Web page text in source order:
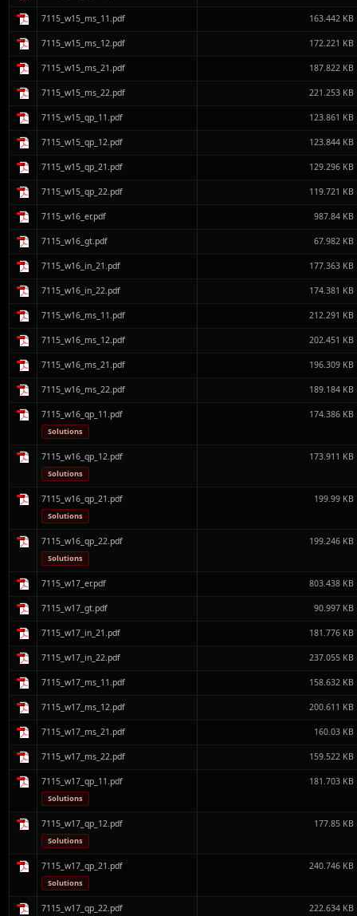
7115_w15_ms_11.pdf 163.442 KB
7115_w15_ms_12.pdf 172.221 KB
7115_w15_ms_21.pdf 187.822 KB
7115_w15_ms_22.pdf 221.253 KB
7115_w15_qp_11.pdf 123.861 KB
7115_w15_qp_12.pdf 123.844 KB
7115_w15_qp_21.pdf 129.296 KB
7115_w15_qp_22.pdf 119.721 KB
7115_w16_er.pdf 987.84 KB
7115_w16_gt.pdf 67.982 KB
7115_w16_in_21.pdf 177.363 KB
7115_w16_in_22.pdf 174.381 KB
7115_w16_ms_11.pdf 212.291 KB
7115_w16_ms_12.pdf 202.451 KB
7115_w16_ms_21.pdf 196.309 KB
7115_w16_ms_22.pdf 189.184 KB
7115_w16_qp_11.pdf
Solutions
174.386 KB
7115_w16_qp_12.pdf
Solutions
173.911 KB
7115_w16_qp_21.pdf
Solutions
199.99 KB
7115_w16_qp_22.pdf
Solutions
199.246 KB
7115_w17_er.pdf 803.438 KB
7115_w17_gt.pdf 90.997 KB
7115_w17_in_21.pdf 181.776 KB
7115_w17_in_22.pdf 237.055 KB
7115_w17_ms_11.pdf 158.632 KB
7115_w17_ms_12.pdf 200.611 KB
7115_w17_ms_21.pdf 160.03 KB
7115_w17_ms_22.pdf 159.522 KB
7115_w17_qp_11.pdf
Solutions
181.703 KB
7115_w17_qp_12.pdf
Solutions
177.85 KB
7115_w17_qp_21.pdf
Solutions
240.746 KB
7115_w17_qp_22.pdf 222.634 KB